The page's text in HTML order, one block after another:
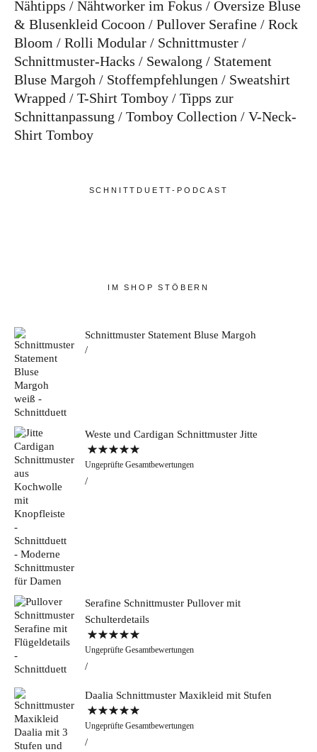
Nähtipps Nähtworker im Fokus
Oversize Bluse
& Blusenkleid Cocoon
Pullover Serafine
Rock
Bloom
Rolli Modular
Schnittmuster
Schnittmuster-Hacks
Sewalong
Statement
Bluse Margoh
Stoffempfehlungen
Sweatshirt
Wrapped
T-Shirt Tomboy
Tipps zur
Schnittanpassung
Tomboy Collection
V-Neck-
Shirt Tomboy
SCHNITTDUETT-PODCAST
IM SHOP STÖBERN
Schnittmuster Statement Bluse Margoh
Weste und Cardigan Schnittmuster Jitte
Bewertet mit
5.00von 5
Ungeprüfte Gesamtbewertungen
Serafine Schnittmuster Pullover mit
Schulterdetails
Bewertet mit
5.00von 5
Ungeprüfte Gesamtbewertungen
Daalia Schnittmuster Maxikleid mit Stufen
Bewertet mit
5.00von 5
Ungeprüfte Gesamtbewertungen